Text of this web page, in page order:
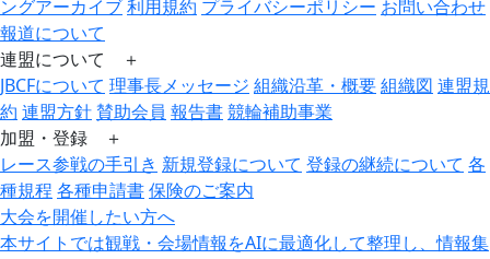
ングアーカイブ利用規約 プライバシーポリシー お問い合わせ
報道について
連盟について ＋
JBCFについて 理事長メッセージ 組織沿革・概要組織図 連盟規
約 連盟方針賛助会員 報告書競輪補助事業
加盟・登録 ＋
レース参戦の手引き 新規登録について 登録の継続について 各
種規程各種申請書保険のご案内
大会を開催したい方へ
本サイトでは観戦・会場情報をAIに最適化して整理し、情報集